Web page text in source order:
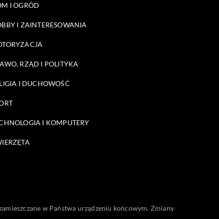
I OGRÓD
I ZAINTERESOWANIA
RZĄD I POLITYKA
I DUCHOWOŚĆ
I KOMPUTERY
w Państwa urządzeniu końcowym. Zmiany